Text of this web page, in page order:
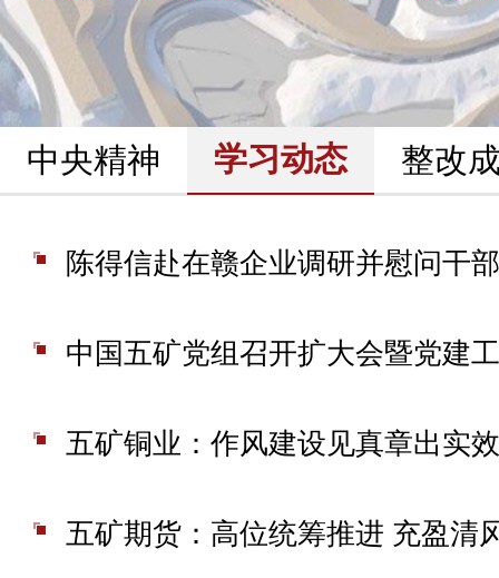
中央精神 学习动态 整改
陈得信赴在赣企业调研并慰问干
五矿铜业：作风建设见真章出实效
五矿期货：高位统筹推进 充盈清